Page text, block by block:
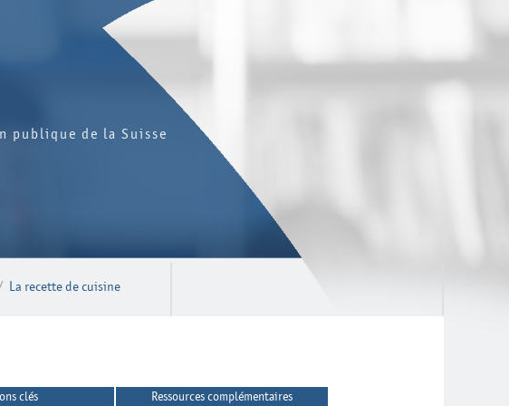
publique de la Suisse
La recette de cuisine
clés Ressources complémentaires